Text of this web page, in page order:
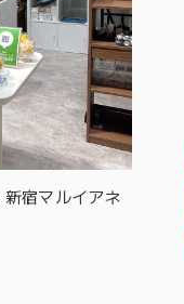
宿マルイアネ